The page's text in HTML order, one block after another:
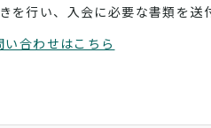
行い、入会に必要な書類を送
合わせはこちら